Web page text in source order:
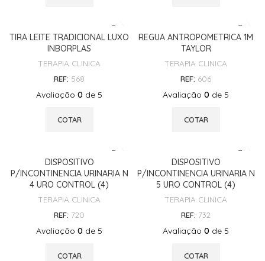
TIRA LEITE TRADICIONAL LUXO
INBORPLAS
TERAPIA CLINICA
REF: 568
Avaliação 0 de 5
COTAR
REGUA ANTROPOMETRICA 1M
TAYLOR
TERAPIA CLINICA
REF: 606
Avaliação 0 de 5
COTAR
DISPOSITIVO
P/INCONTINENCIA URINARIA N
4 URO CONTROL (4)
TERAPIA CLINICA
REF: 720
Avaliação 0 de 5
COTAR
DISPOSITIVO
P/INCONTINENCIA URINARIA N
5 URO CONTROL (4)
TERAPIA CLINICA
REF: 732
Avaliação 0 de 5
COTAR